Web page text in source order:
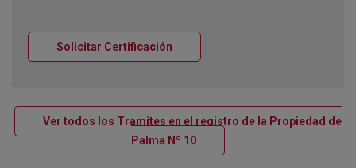
Solicitar Certificación
Ver todos los Tramites en el registro de la Propiedad de
Palma Nº 10Ventana nueva